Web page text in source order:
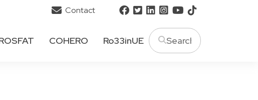
Contact
COHERO Ro33inUE